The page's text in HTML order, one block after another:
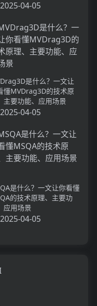
2025-04-05
是什么？一文让
懂MVDrag3D的技术原
主要功能、应用场景
2025-04-05
是什么？一文让你看懂
的技术原理、主要功
应用场景
2025-04-05